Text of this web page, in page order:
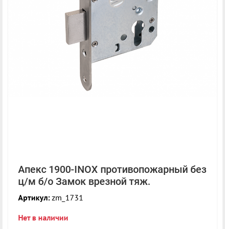
Апекс 1900-INOX противопожарный без
ц/м б/о Замок врезной тяж.
Артикул: zm_1731
Нет в наличии